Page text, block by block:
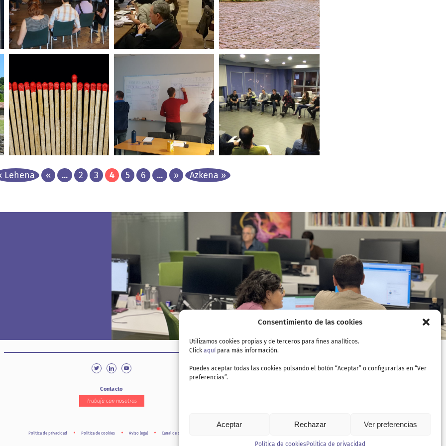
Consentimiento de las cookies
Utilizamos cookies propias y de terceros para fines analíticos.
Click aquí para más información.
Puedes aceptar todas las cookies pulsando el botón “Aceptar” o configurarlas en “Ver
preferencias”.
Aceptar Rechazar Ver preferencias
Política de cookies Politica de privacidad
Marco y reflexión
sobre medidas de
conciliación
Iraurgi Berritzen
Estudio de políticas de
conciliación
Fagor Taldea
Jornadas Engendering
STEM
Miguel Altuna Lanbide Heziketa
Mejora y socialización
del plan de empleo
Ayuntamiento de Tolosa
Contraste interno y
externo del PEGIP2020
Gobierno Vasco (DACIMA) e
Innobasque
Plan de euskera
Aita Menni
Plan Estratégico de
Cultura
Ayuntamiento de Vitoria-Gasteiz
Lehena « ... 2 3 4 5 6 ... » Azkena »
Contacto
Trabaja con nosotros
Politica de privacidad Política de cookies Aviso legal Canal de denuncia